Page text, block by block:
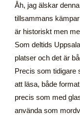
Åh, jag älskar
tillsammans
är historiskt men
Som deltids
platser och det är
Precis som tidigare
att läsa, både
precis som med
använda som